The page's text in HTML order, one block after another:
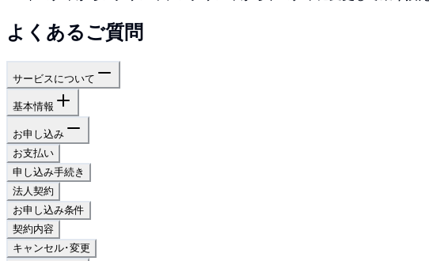
よくあるご質問
サービスについて
基本情報
お申し込み
お支払い
申し込み手続き
法人契約
お申し込み条件
契約内容
キャンセル･変更